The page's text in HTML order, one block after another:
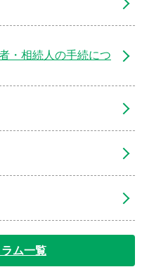
・相続人の手続につ
ラム一覧